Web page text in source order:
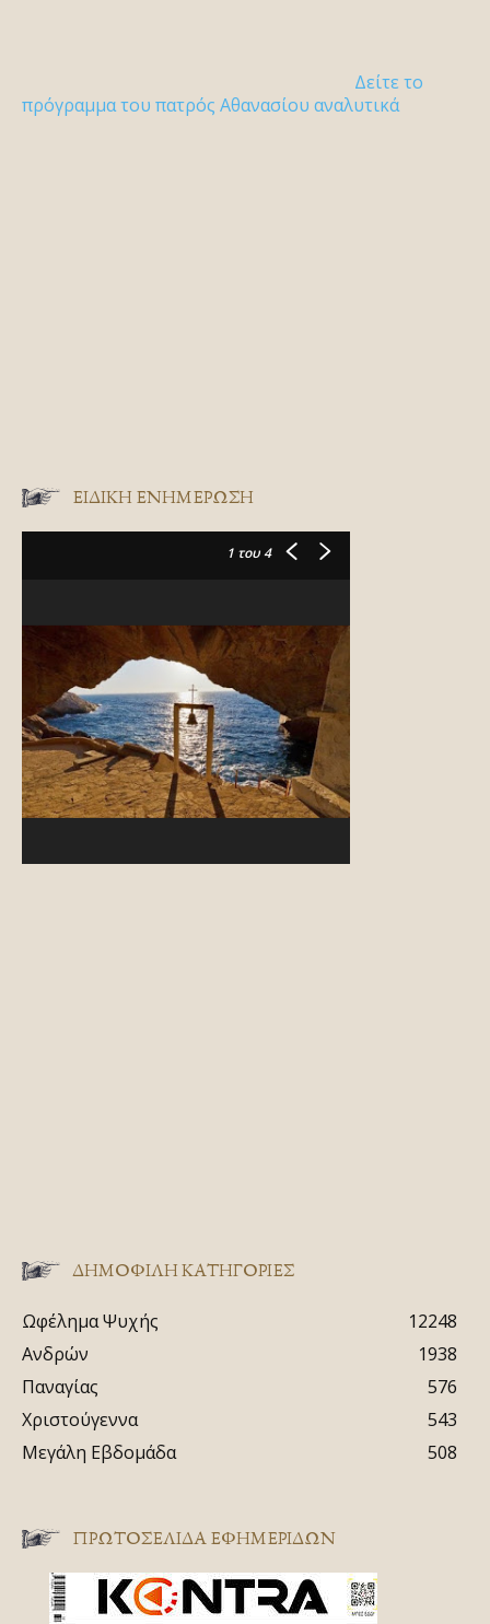
Δείτε το
πρόγραμμα του πατρός Αθανασίου αναλυτικά
ΕΙΔΙΚΉ ΕΝΗΜΈΡΩΣΗ
1 του 4
ΔΗΜΟΦΙΛΗ ΚΑΤΗΓΟΡΙΕΣ
Ωφέλημα Ψυχής
12248
Ανδρών
1938
Παναγίας
576
Χριστούγεννα
543
Μεγάλη Εβδομάδα
508
ΠΡΩΤΟΣΈΛΙΔΑ ΕΦΗΜΕΡΊΔΩΝ